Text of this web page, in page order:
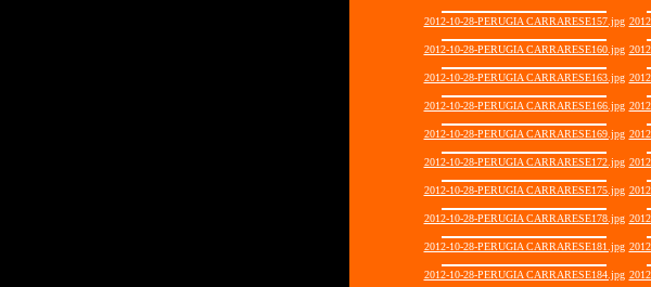
2012-10-28-PERUGIA CARRARESE157.jpg
2012-10-28-PERUGIA CARRARESE160.jpg
2012-10-28-PERUGIA CARRARESE163.jpg
2012-10-28-PERUGIA CARRARESE166.jpg
2012-10-28-PERUGIA CARRARESE169.jpg
2012-10-28-PERUGIA CARRARESE172.jpg
2012-10-28-PERUGIA CARRARESE175.jpg
2012-10-28-PERUGIA CARRARESE178.jpg
2012-10-28-PERUGIA CARRARESE181.jpg
2012-10-28-PERUGIA CARRARESE184.jpg